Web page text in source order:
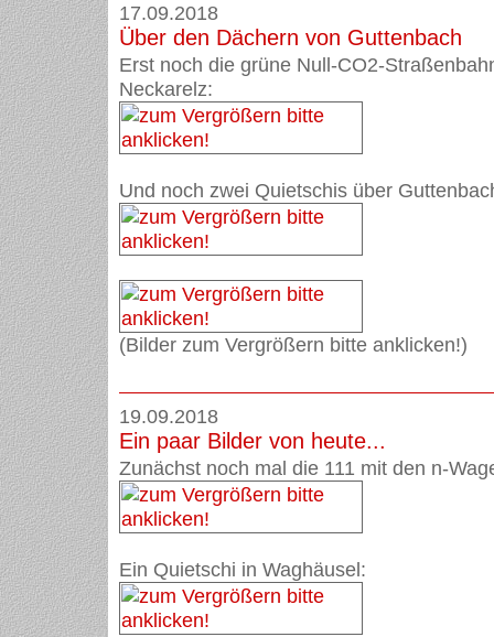
17.09.2018
Über den Dächern von Guttenbach
Erst noch die grüne Null-CO2-
Neckarelz:
Und noch zwei Quietschis über
(Bilder zum Vergrößern bitte anklicken!)
19.09.2018
Ein paar Bilder von heute...
Zunächst noch mal die 111 mit den n-
Ein Quietschi in Waghäusel: